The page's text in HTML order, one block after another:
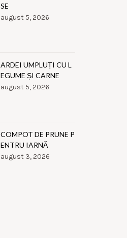
SE
august 5, 2026
ARDEI UMPLUȚI CU L
EGUME ȘI CARNE
august 5, 2026
COMPOT DE PRUNE P
ENTRU IARNĂ
august 3, 2026